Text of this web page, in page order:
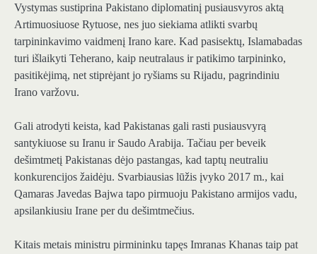
Vystymas sustiprina Pakistano diplomatinį pusiausvyros aktą
Artimuosiuose Rytuose, nes juo siekiama atlikti svarbų
tarpininkavimo vaidmenį Irano kare. Kad pasisektų, Islamabadas
turi išlaikyti Teherano, kaip neutralaus ir patikimo tarpininko,
pasitikėjimą, net stiprėjant jo ryšiams su Rijadu, pagrindiniu
Irano varžovu.
Gali atrodyti keista, kad Pakistanas gali rasti pusiausvyrą
santykiuose su Iranu ir Saudo Arabija. Tačiau per beveik
dešimtmetį Pakistanas dėjo pastangas, kad taptų neutraliu
konkurencijos žaidėju. Svarbiausias lūžis įvyko 2017 m., kai
Qamaras Javedas Bajwa tapo pirmuoju Pakistano armijos vadu,
apsilankiusiu Irane per du dešimtmečius.
Kitais metais ministru pirmininku tapęs Imranas Khanas taip pat